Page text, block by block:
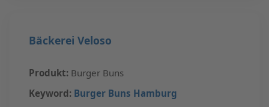
Bäckerei Veloso
Produkt: Burger Buns
Keyword: Burger Buns Hamburg